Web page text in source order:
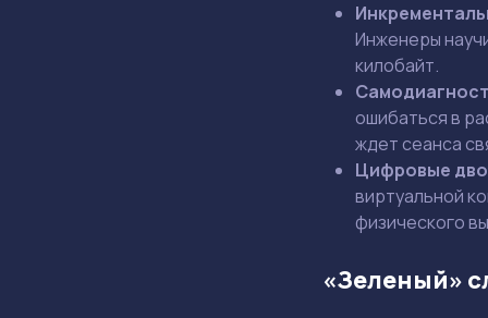
Инженеры
килобайт.
ошибаться в
ждет сеанса
Цифровые
виртуальной
физического
«Зеленый»